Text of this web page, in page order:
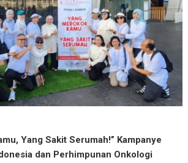
Yang Sakit Serumah!” Kampanye
dan Perhimpunan Onkologi